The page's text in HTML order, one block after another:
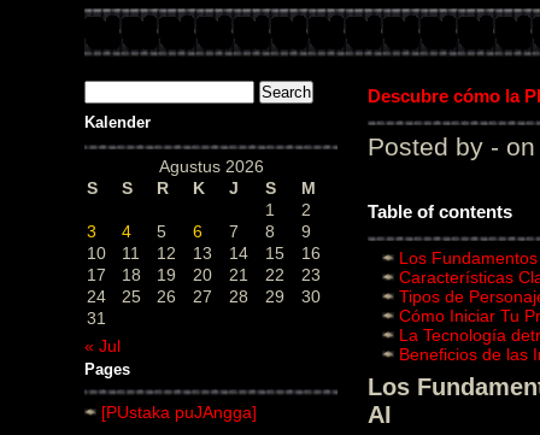
Kalender
Agustus 2026
S
S R K J S
M
1
2
3
4 5 6 7 8
9
10
11 12 13 14 15
16
17
18 19 20 21 22
23
24
25 26 27 28 29
30
31
« Jul
Pages
[PUstaka puJAngga]
Descubre cómo la
Posted by - on
Table of contents
Los
Características
Tipos de
Cómo Iniciar Tu
La Tecnología
Beneficios de las
Los
AI